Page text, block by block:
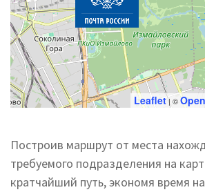
Leaflet| ©
Построив маршрут от места
требуемого подразделения на
кратчайший путь, экономя время